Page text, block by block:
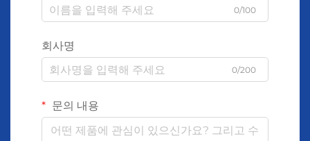
0/100
회사명
0/200
문의 내용